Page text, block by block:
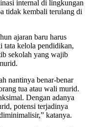
internal di lingkungan
tidak kembali terulang di
ajaran baru harus
tata kelola pendidikan,
sekolah yang wajib
nantinya benar-benar
tua atau wali murid.
Dengan adanya
potensi terjadinya
katanya.